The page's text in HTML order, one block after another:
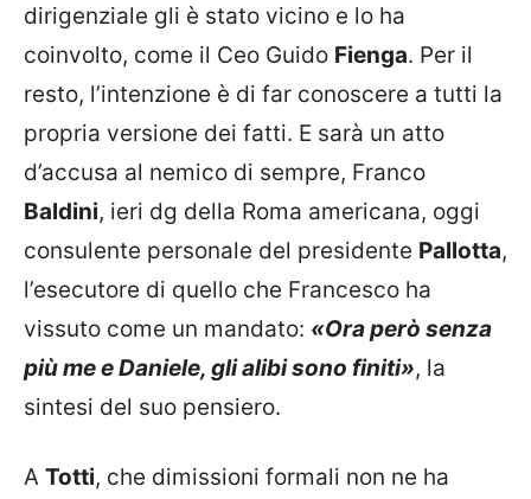
dirigenziale gli è stato vicino e lo ha
coinvolto, come il Ceo Guido Fienga. Per il
resto, l’intenzione è di far conoscere a tutti la
propria versione dei fatti. E sarà un atto
d’accusa al nemico di sempre, Franco
Baldini, ieri dg della Roma americana, oggi
consulente personale del presidente Pallotta,
l’esecutore di quello che Francesco ha
vissuto come un mandato: «Ora però senza
più me e Daniele, gli alibi sono finiti», la
sintesi del suo pensiero.
A Totti, che dimissioni formali non ne ha